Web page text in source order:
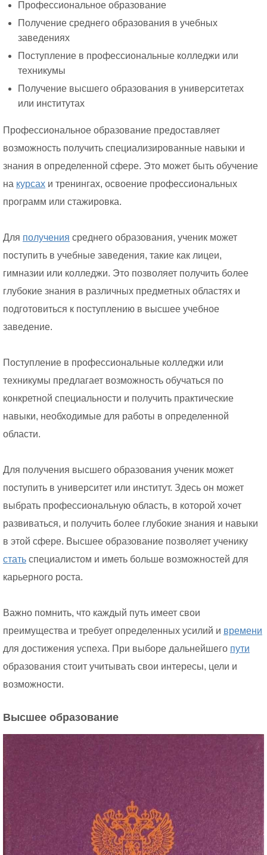
Профессиональное образование
Получение среднего образования в учебных
заведениях
Поступление в профессиональные колледжи или
техникумы
Получение высшего образования в университетах
или институтах
Профессиональное образование предоставляет
возможность получить специализированные навыки и
знания в определенной сфере. Это может быть обучение
на курсах и тренингах, освоение профессиональных
программ или стажировка.
Для получения среднего образования, ученик может
поступить в учебные заведения, такие как лицеи,
гимназии или колледжи. Это позволяет получить более
глубокие знания в различных предметных областях и
подготовиться к поступлению в высшее учебное
заведение.
Поступление в профессиональные колледжи или
техникумы предлагает возможность обучаться по
конкретной специальности и получить практические
навыки, необходимые для работы в определенной
области.
Для получения высшего образования ученик может
поступить в университет или институт. Здесь он может
выбрать профессиональную область, в которой хочет
развиваться, и получить более глубокие знания и навыки
в этой сфере. Высшее образование позволяет ученику
стать специалистом и иметь больше возможностей для
карьерного роста.
Важно помнить, что каждый путь имеет свои
преимущества и требует определенных усилий и времени
для достижения успеха. При выборе дальнейшего пути
образования стоит учитывать свои интересы, цели и
возможности.
Высшее образование